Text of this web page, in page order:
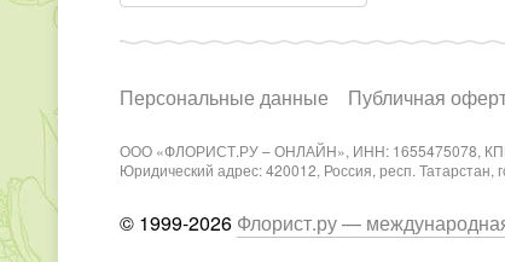
Персональные данные Публичная
ООО «ФЛОРИСТ.РУ – ОНЛАЙН», ИНН: 1655475078,
Юридический адрес: 420012, Россия, респ. Татарстан,
© 1999-2026 Флорист.ру —